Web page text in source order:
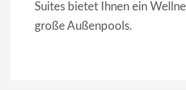
Suites bietet Ihnen ein
große Außenpools.